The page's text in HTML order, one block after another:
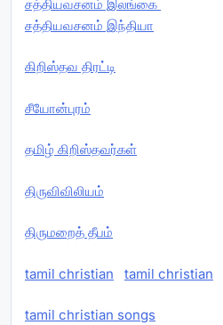
சத்தியவசனம் இலங்கை
சத்தியவசனம் இந்தியா
கிறிஸ்தவ திரட்டி
சீயோன்புரம்
தமிழ் கிறிஸ்தவர்கள்
திருவிவிலியம்
திருமறைத் தீபம்
tamil christian tamil christian
tamil christian songs